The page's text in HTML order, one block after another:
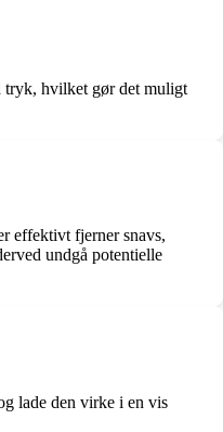
tryk, hvilket gør det muligt
effektivt fjerner snavs,
undgå potentielle
lade den virke i en vis